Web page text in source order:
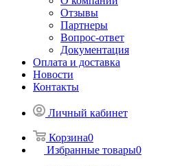
Отзывы
Партнеры
Вопрос-ответ
Документация
Оплата и доставка
Новости
Контакты
Личный кабинет
Корзина0
Избранные товары0